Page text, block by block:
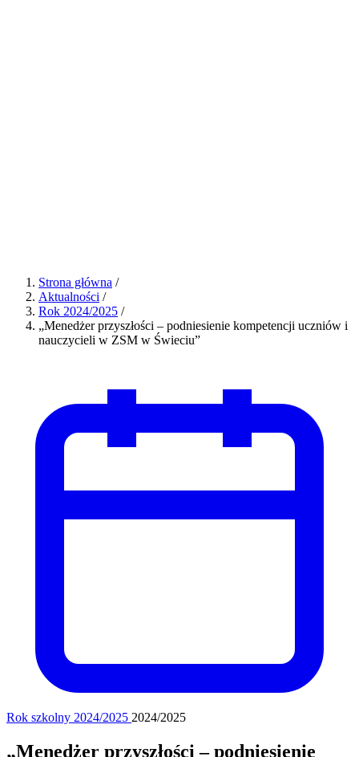
Strona główna /
Aktualności /
Rok 2024/2025 /
„Menedżer przyszłości – podniesienie kompetencji uczniów i
nauczycieli w ZSM w Świeciu”
Rok szkolny 2024/2025 2024/2025
„Menedżer przyszłości – podniesienie